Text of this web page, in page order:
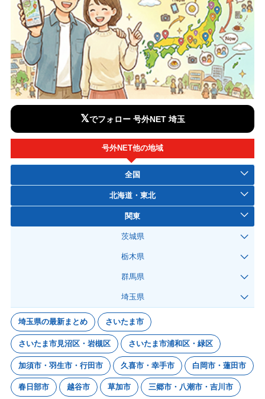
𝕏でフォロー 号外NET 埼玉
号外NET他の地域
全国
北海道・東北
関東
茨城県
栃木県
群馬県
埼玉県
埼玉県の最新まとめ さいたま市
さいたま市見沼区・岩槻区 さいたま市浦和区・緑区
加須市・羽生市・行田市 久喜市・幸手市 白岡市・蓮田市
春日部市 越谷市 草加市 三郷市・八潮市・吉川市